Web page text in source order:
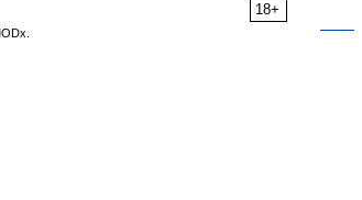
18+